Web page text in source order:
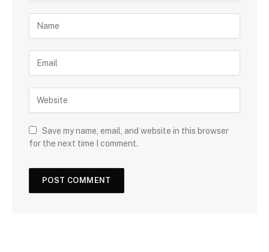
Save my name, email, and website in this browser
for the next time I comment.